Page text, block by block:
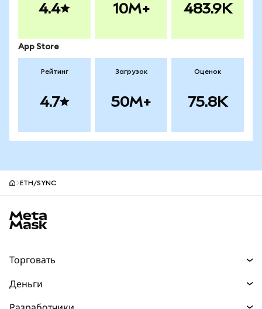
4.4 10M+ 483.9K
App Store
Рейтинг
4.7
Загрузок
50M+
Оценок
75.8K
ETH/SYNC
Торговать
Деньги